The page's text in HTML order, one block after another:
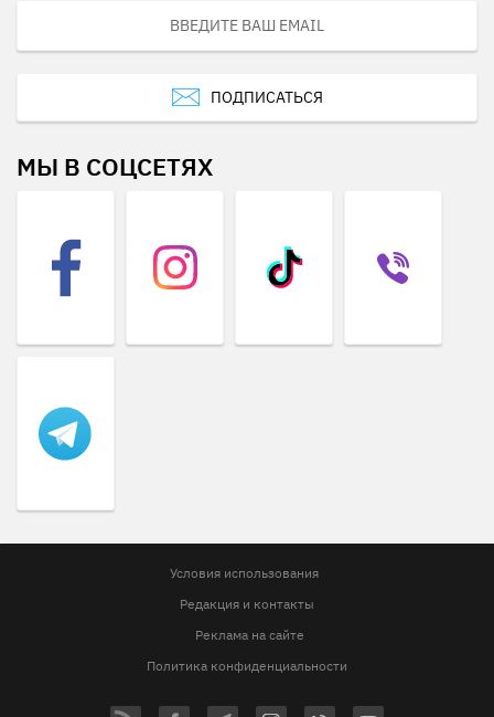
ПОДПИСАТЬСЯ
МЫ В СОЦСЕТЯХ
Условия использования
Редакция и контакты
Реклама на сайте
Политика конфиденциальности